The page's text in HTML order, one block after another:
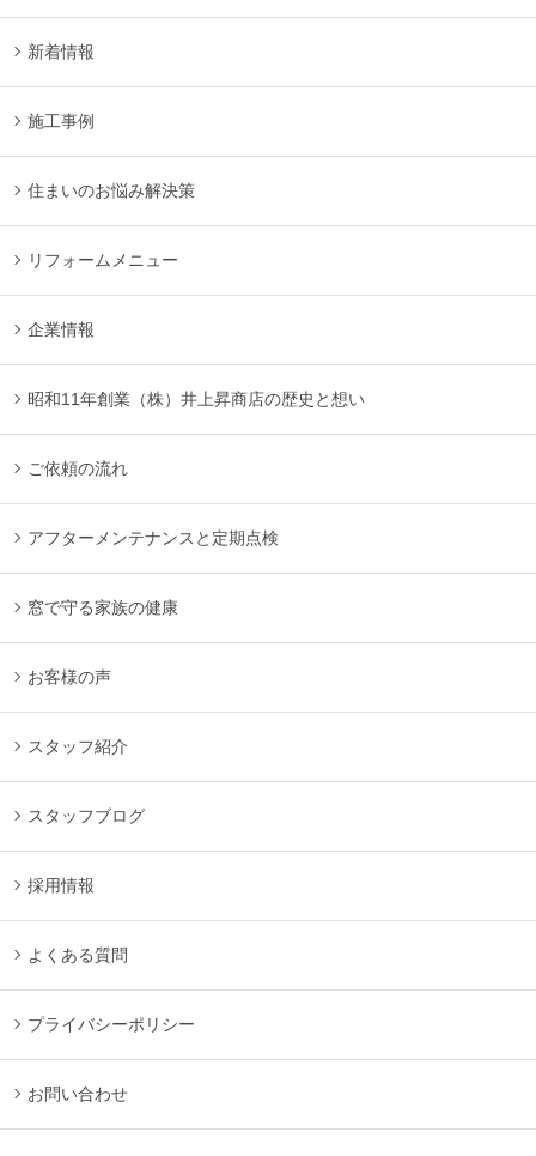
新着情報
施工事例
住まいのお悩み解決策
リフォームメニュー
企業情報
昭和11年創業（株）井上昇商店の歴史と想い
ご依頼の流れ
アフターメンテナンスと定期点検
窓で守る家族の健康
お客様の声
スタッフ紹介
スタッフブログ
採用情報
よくある質問
プライバシーポリシー
お問い合わせ